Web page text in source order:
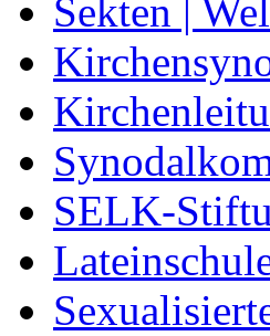
Sekten |
SELK-